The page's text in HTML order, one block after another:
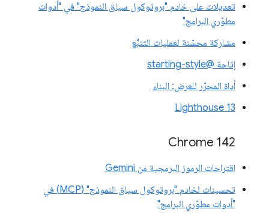
تعديلات على خادم "بروتوكول سياق النموذج" في "أدوات
مطوّري البرامج"
مشاركة محسّنة لعمليات التتبُّع
إتاحة @starting-style
أداة المحرّر للعرض: البناء
Lighthouse 13
Chrome 142
اقتراحات الرموز البرمجية من Gemini
تحسينات لخادم "بروتوكول سياق النموذج" (MCP) في
"أدوات مطوّري البرامج"